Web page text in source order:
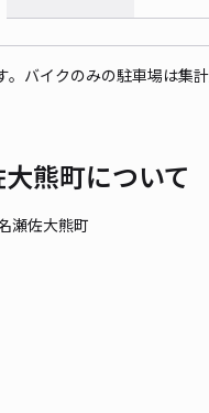
バイクのみの駐車場は集
熊町について
瀬佐大熊町